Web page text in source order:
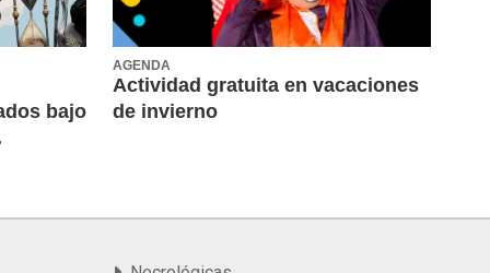
bajo
AGENDA
Actividad gratuita en vacaciones
de invierno